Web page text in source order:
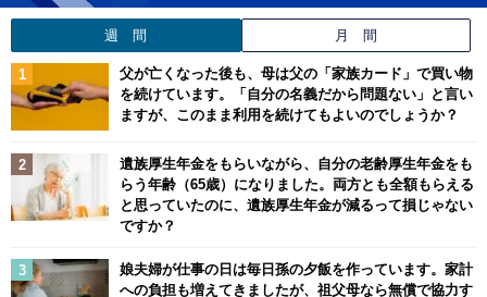
週 間 月 間
父が亡くなった後も、母は父の「家族カード」で買い物
を続けています。「自分の名義だから問題ない」と言い
ますが、このまま利用を続けてもよいのでしょうか？
遺族厚生年金をもらいながら、自分の老齢厚生年金をも
らう年齢（65歳）になりました。両方とも全額もらえる
と思っていたのに、遺族厚生年金が減るって損じゃない
ですか？
娘夫婦が仕事の日は毎日孫の夕飯を作っています。家計
への負担も増えてきましたが、祖父母なら無償で協力す